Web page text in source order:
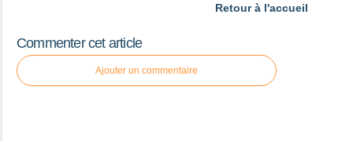
Retour à l'accueil
Commenter cet article
Ajouter un commentaire